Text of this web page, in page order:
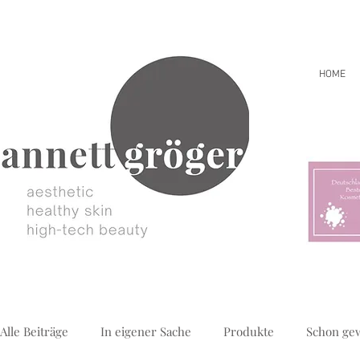
HOME
Alle Beiträge In eigener Sache Produkte Schon